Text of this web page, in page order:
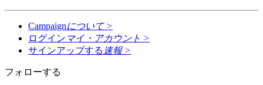
Campaignについて >
ログイン マイ・アカウント >
サインアップする 速報 >
フォローする